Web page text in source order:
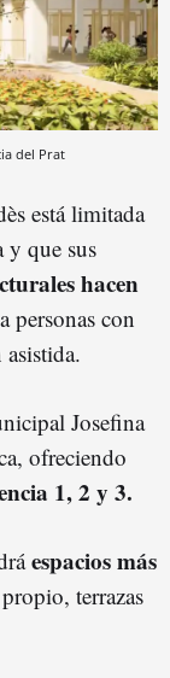
del Prat
está limitada
y que sus
hacen
personas con
Josefina
ofreciendo
1, 2 y 3.
espacios más
terrazas